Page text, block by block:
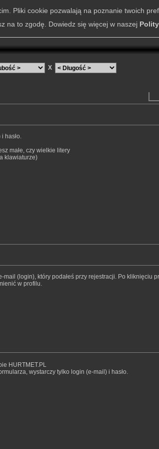
X
hasło.
małe, czy wielkie litery
klawiaturze)
(login), który podałeś przy rejestracji. Po kliknięciu
w profilu.
HURTMET.PL
wystarczy tylko login (e-mail) i hasło.
Pliki cookie pozwalają na poznanie twoich
na to zgodę. Dowiedz się więcej w naszej